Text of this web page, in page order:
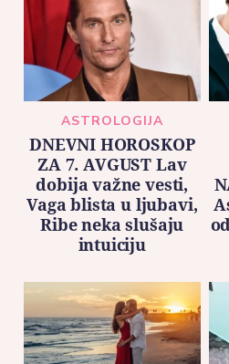
ASTROLOGIJA
DNEVNI HOROSKOP
ZA 7. AVGUST Lav
dobija važne vesti,
Vaga blista u ljubavi,
Ribe neka slušaju
intuiciju